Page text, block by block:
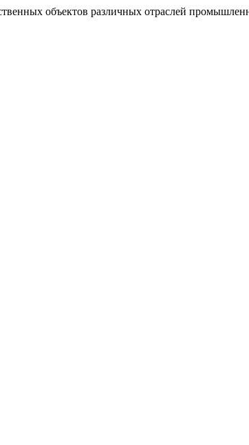
объектов различных отраслей